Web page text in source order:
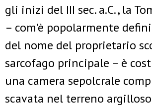
gli inizi del III sec. a.C., la
– com’è popolarmente
del nome del proprietario
sarcofago principale – è
una camera sepolcrale
scavata nel terreno